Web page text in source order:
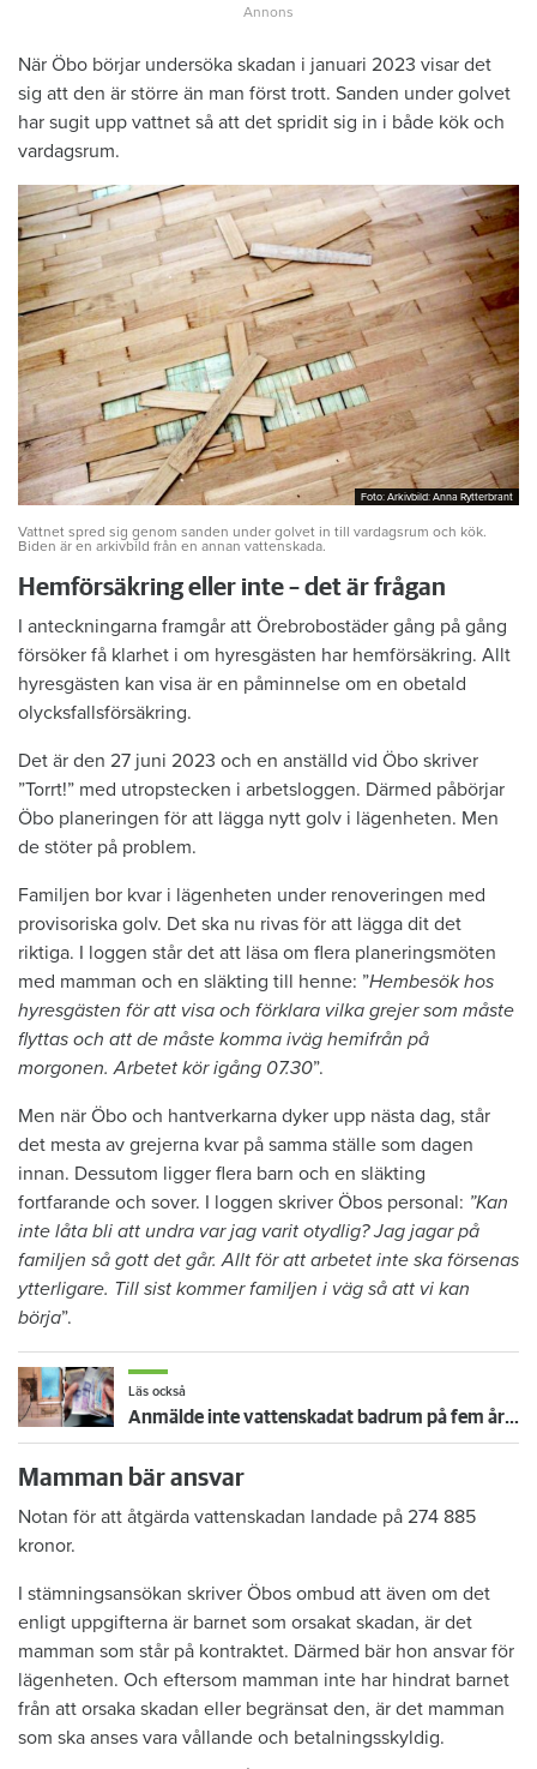
När Öbo börjar undersöka skadan i januari 2023 visar det
sig att den är större än man först trott. Sanden under golvet
har sugit upp vattnet så att det spridit sig in i både kök och
vardagsrum.
Foto: Arkivbild: Anna Rytterbrant
Foto: Arkivbild: Anna Rytterbrant
Vattnet spred sig genom sanden under golvet in till vardagsrum och kök.
Biden är en arkivbild från en annan vattenskada.
Hemförsäkring eller inte – det är frågan
I anteckningarna framgår att Örebrobostäder gång på gång
försöker få klarhet i om hyresgästen har hemförsäkring. Allt
hyresgästen kan visa är en påminnelse om en obetald
olycksfallsförsäkring.
Det är den 27 juni 2023 och en anställd vid Öbo skriver
”Torrt!” med utropstecken i arbetsloggen. Därmed påbörjar
Öbo planeringen för att lägga nytt golv i lägenheten. Men
de stöter på problem.
Familjen bor kvar i lägenheten under renoveringen med
provisoriska golv. Det ska nu rivas för att lägga dit det
riktiga. I loggen står det att läsa om flera planeringsmöten
med mamman och en släkting till henne: ”Hembesök hos
hyresgästen för att visa och förklara vilka grejer som måste
flyttas och att de måste komma iväg hemifrån på
morgonen. Arbetet kör igång 07.30”.
Men när Öbo och hantverkarna dyker upp nästa dag, står
det mesta av grejerna kvar på samma ställe som dagen
innan. Dessutom ligger flera barn och en släkting
fortfarande och sover. I loggen skriver Öbos personal: ”Kan
inte låta bli att undra var jag varit otydlig? Jag jagar på
familjen så gott det går. Allt för att arbetet inte ska försenas
ytterligare. Till sist kommer familjen i väg så att vi kan
börja”.
Läs också
Anmälde inte vattenskadat badrum på fem år – krävs på 125 000 kronor
Mamman bär ansvar
Notan för att åtgärda vattenskadan landade på 274 885
kronor.
I stämningsansökan skriver Öbos ombud att även om det
enligt uppgifterna är barnet som orsakat skadan, är det
mamman som står på kontraktet. Därmed bär hon ansvar för
lägenheten. Och eftersom mamman inte har hindrat barnet
från att orsaka skadan eller begränsat den, är det mamman
som ska anses vara vållande och betalningsskyldig.